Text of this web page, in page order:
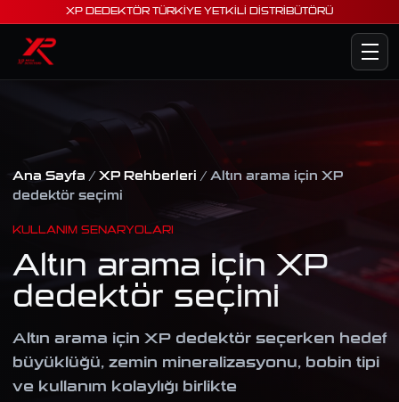
XP DEDEKTÖR TÜRKİYE YETKİLİ DİSTRİBÜTÖRÜ
Ana Sayfa / XP Rehberleri / Altın arama için XP
dedektör seçimi
KULLANIM SENARYOLARI
Altın arama için XP
dedektör seçimi
Altın arama için XP dedektör seçerken hedef
büyüklüğü, zemin mineralizasyonu, bobin tipi
ve kullanım kolaylığı birlikte